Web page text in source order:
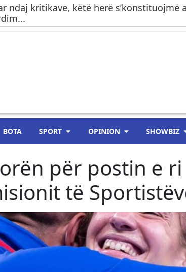
ndaj kritikave, këtë herë s’konstituojmë
BOTA SPORT OPINION SHOWBIZ
për postin e ri
të